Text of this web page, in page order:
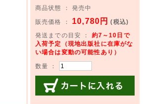
商品状態 ： 発売中
販売価格 ： 10,780円 (税込)
発送までの目安 ： 約7～10日で
入荷予定（現地出版社に在庫がな
い場合は変動の可能性あり）
数量 ：